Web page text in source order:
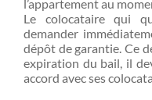
l’appartement au
Le colocataire qui
demander
dépôt de garantie. Ce
expiration du bail, il
accord avec ses